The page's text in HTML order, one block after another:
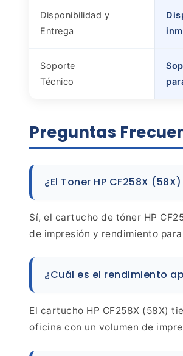
Disponibilidad y
Entrega
Soporte
Técnico
Preguntas
¿El Toner HP CF258X
Sí, el cartucho de tóner HP
de impresión y rendimiento
¿Cuál es el rendimiento
El cartucho HP CF258X (58X)
oficina con un volumen de